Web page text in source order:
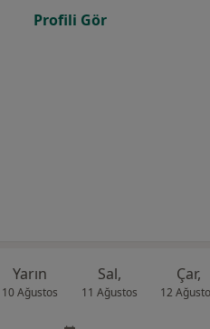
Profili Gör
Yarın
10 Ağustos
Sal,
11 Ağustos
Çar,
12